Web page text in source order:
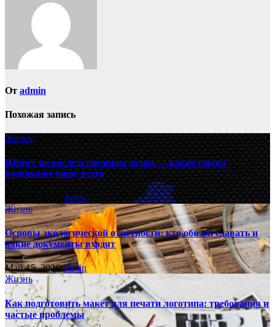
От admin
Похожая запись
Жизнь
Юрист по наследственным делам — какие споры
возникают чаще всего
Jarvis
Жизнь
Основы экологической отчётности: кто обязан сдавать и
какие документы входят
Май 15, 2026admin
Жизнь
Как подготовить макет для печати логотипа: требования и
частые проблемы